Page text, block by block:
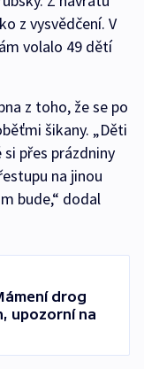
z vysvědčení. V
volalo 49 dětí
z toho, že se po
šikany. „Děti
přes prázdniny
na jinou
bude,“ dodal
drog
upozorní na